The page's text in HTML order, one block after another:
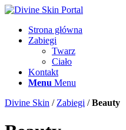
Strona główna
Zabiegi
Twarz
Ciało
Kontakt
Menu Menu
Divine Skin / Zabiegi /Beauty